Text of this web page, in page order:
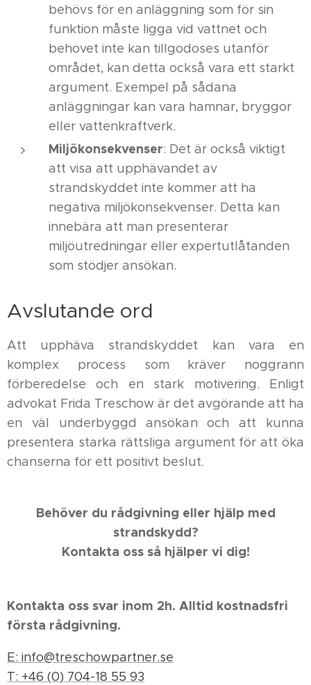
behövs för en anläggning som för sin
funktion måste ligga vid vattnet och
behovet inte kan tillgodoses utanför
området, kan detta också vara ett starkt
argument. Exempel på sådana
anläggningar kan vara hamnar, bryggor
eller vattenkraftverk.
Miljökonsekvenser: Det är också viktigt
att visa att upphävandet av
strandskyddet inte kommer att ha
negativa miljökonsekvenser. Detta kan
innebära att man presenterar
miljöutredningar eller expertutlåtanden
som stödjer ansökan.
Avslutande ord
Att upphäva strandskyddet kan vara en
komplex process som kräver noggrann
förberedelse och en stark motivering. Enligt
advokat Frida Treschow är det avgörande att ha
en väl underbyggd ansökan och att kunna
presentera starka rättsliga argument för att öka
chanserna för ett positivt beslut.
Behöver du rådgivning eller hjälp med
strandskydd?
Kontakta oss så hjälper vi dig!
Kontakta oss svar inom 2h. Alltid kostnadsfri
första rådgivning.
E: info@treschowpartner.se
T: +46 (0) 704-18 55 93